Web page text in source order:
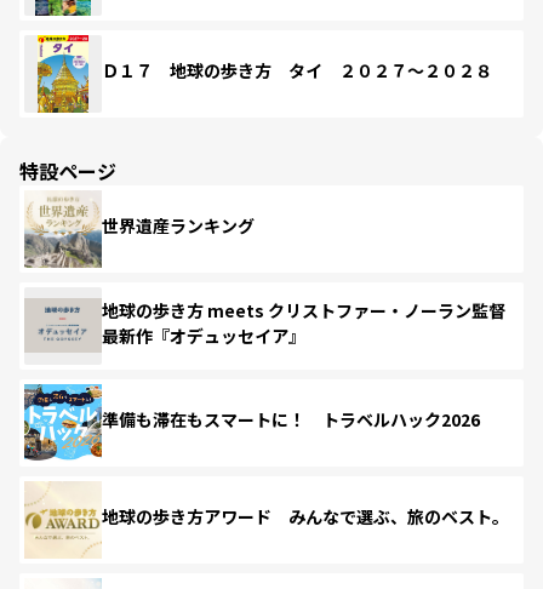
Ｄ１７ 地球の歩き方 タイ ２０２７～２０２８
特設ページ
世界遺産ランキング
地球の歩き方 meets クリストファー・ノーラン監督
最新作『オデュッセイア』
準備も滞在もスマートに！ トラベルハック2026
地球の歩き方アワード みんなで選ぶ、旅のベスト。